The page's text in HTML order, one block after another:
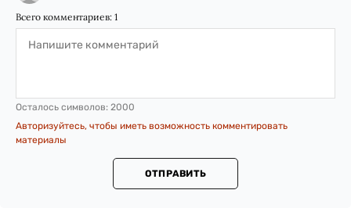
Всего комментариев: 1
Осталось символов: 2000
Авторизуйтесь, чтобы иметь возможность комментировать
материалы
ОТПРАВИТЬ